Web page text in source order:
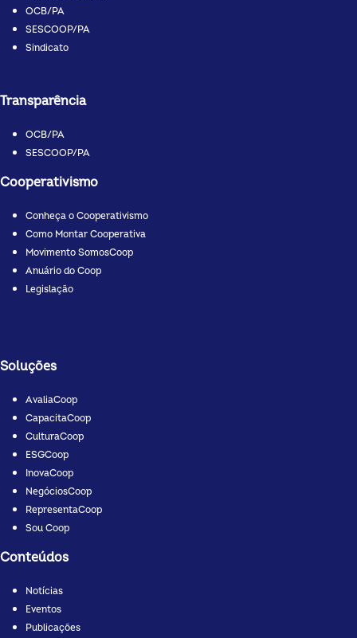
OCB/PA
SESCOOP/PA
Sindicato
Transparência
OCB/PA
SESCOOP/PA
Cooperativismo
Conheça o Cooperativismo
Como Montar Cooperativa
Movimento SomosCoop
Anuário do Coop
Legislação
Soluções
AvaliaCoop
CapacitaCoop
CulturaCoop
ESGCoop
InovaCoop
NegóciosCoop
RepresentaCoop
Sou Coop
Conteúdos
Notícias
Eventos
Publicações